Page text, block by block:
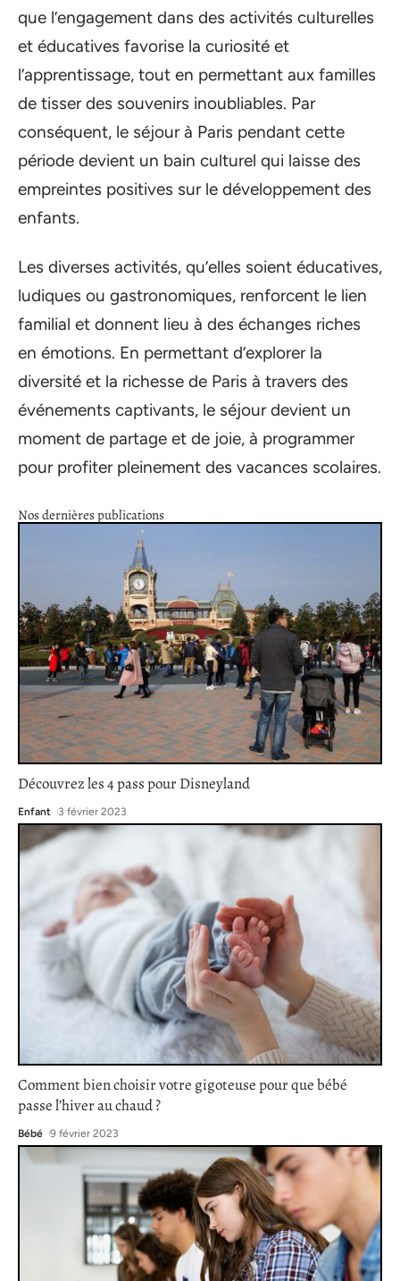
que l’engagement dans des activités culturelles
et éducatives favorise la curiosité et
l’apprentissage, tout en permettant aux familles
de tisser des souvenirs inoubliables. Par
conséquent, le séjour à Paris pendant cette
période devient un bain culturel qui laisse des
empreintes positives sur le développement des
enfants.
Les diverses activités, qu’elles soient éducatives,
ludiques ou gastronomiques, renforcent le lien
familial et donnent lieu à des échanges riches
en émotions. En permettant d’explorer la
diversité et la richesse de Paris à travers des
événements captivants, le séjour devient un
moment de partage et de joie, à programmer
pour profiter pleinement des vacances scolaires.
Nos dernières publications
Découvrez les 4 pass pour Disneyland
Enfant 3 février 2023
Comment bien choisir votre gigoteuse pour que bébé
passe l’hiver au chaud ?
Bébé 9 février 2023